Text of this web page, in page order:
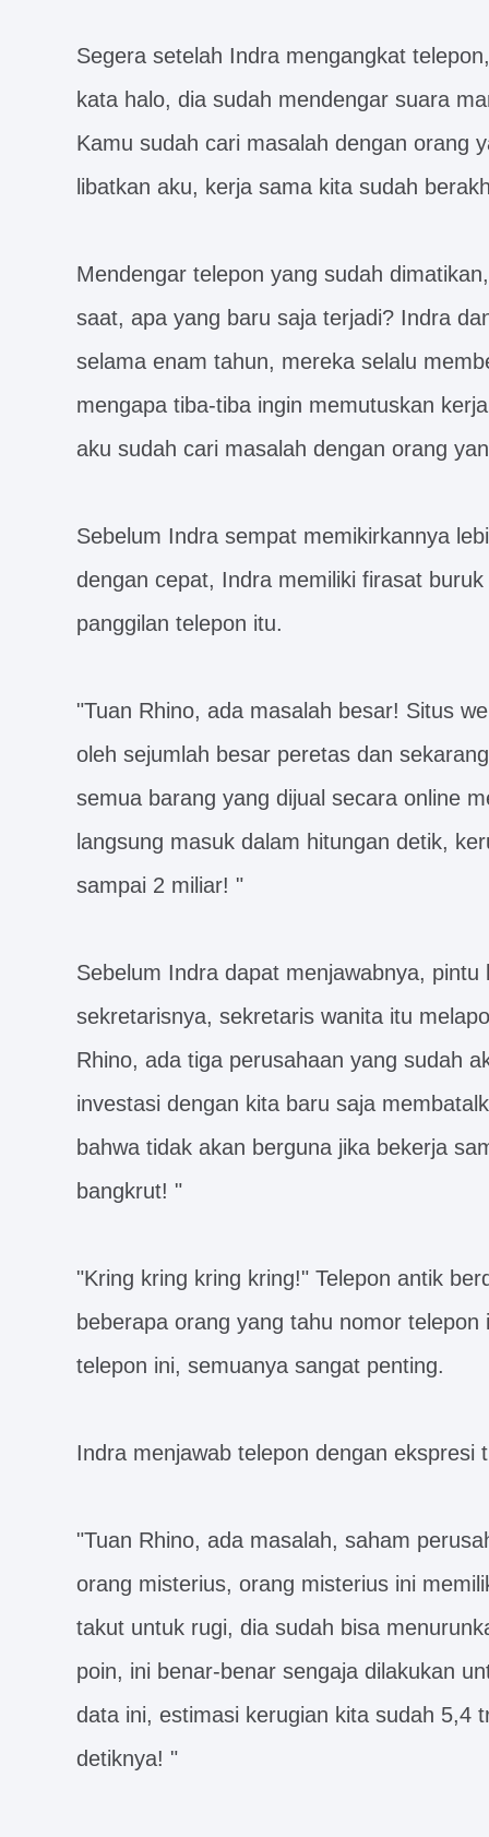
Segera setelah Indra mengangkat
kata halo, dia sudah mendengar suara
Kamu sudah cari masalah dengan orang
libatkan aku, kerja sama kita sudah
Mendengar telepon yang sudah
saat, apa yang baru saja terjadi? Indra
selama enam tahun, mereka selalu
mengapa tiba-tiba ingin memutuskan
aku sudah cari masalah dengan orang
Sebelum Indra sempat memikirkannya
dengan cepat, Indra memiliki firasat
panggilan telepon itu.
"Tuan Rhino, ada masalah besar! Situs
oleh sejumlah besar peretas dan
semua barang yang dijual secara online
langsung masuk dalam hitungan detik,
sampai 2 miliar! "
Sebelum Indra dapat menjawabnya,
sekretarisnya, sekretaris wanita itu
Rhino, ada tiga perusahaan yang sudah
investasi dengan kita baru saja
bahwa tidak akan berguna jika bekerja
bangkrut! "
"Kring kring kring kring!" Telepon antik
beberapa orang yang tahu nomor
telepon ini, semuanya sangat penting.
Indra menjawab telepon dengan ekspresi
"Tuan Rhino, ada masalah, saham
orang misterius, orang misterius ini
takut untuk rugi, dia sudah bisa
poin, ini benar-benar sengaja dilakukan
data ini, estimasi kerugian kita sudah 5,4
detiknya! "